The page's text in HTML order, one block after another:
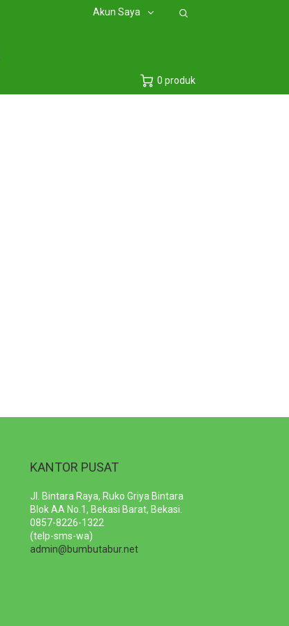
Akun Saya
0 produk
KANTOR PUSAT
Jl. Bintara Raya, Ruko Griya Bintara
Blok AA No.1, Bekasi Barat, Bekasi.
0857-8226-1322
(telp-sms-wa)
admin@bumbutabur.net